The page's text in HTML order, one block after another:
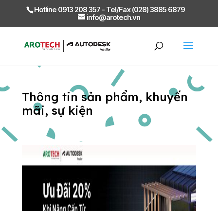
Hotline 0913 208 357 - Tel/Fax (028) 3885 6879
info@arotech.vn
Thông tin sản phẩm, khuyến
mãi, sự kiện